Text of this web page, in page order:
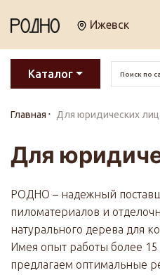
Ижевск
Каталог
Главная Для юридических лиц
Для
РОДНО – надежный
пиломатериалов и
натурального дерева для
Имея опыт работы более
предлагаем оптимальные